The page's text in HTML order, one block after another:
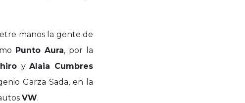
manos la gente de
Punto Aura, por la
yAlaia Cumbres
Garza Sada, en la
VW.